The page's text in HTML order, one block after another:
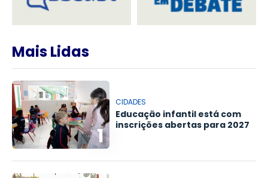
Mais Lidas
1
CIDADES
Educação infantil está com
inscrições abertas para 2027